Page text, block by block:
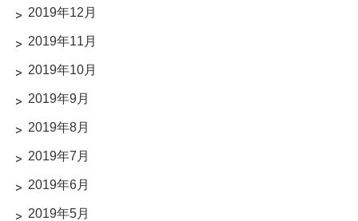
2019年12月
2019年11月
2019年10月
2019年9月
2019年8月
2019年7月
2019年6月
2019年5月